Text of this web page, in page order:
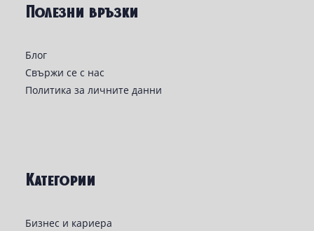
Полезни връзки
Блог
Свържи се с нас
Политика за личните данни
Категории
Бизнес и кариера